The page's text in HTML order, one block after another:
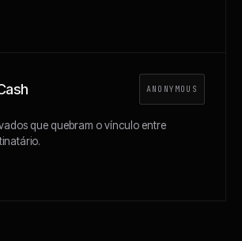
ANONYMOUS
que quebram o vínculo entre